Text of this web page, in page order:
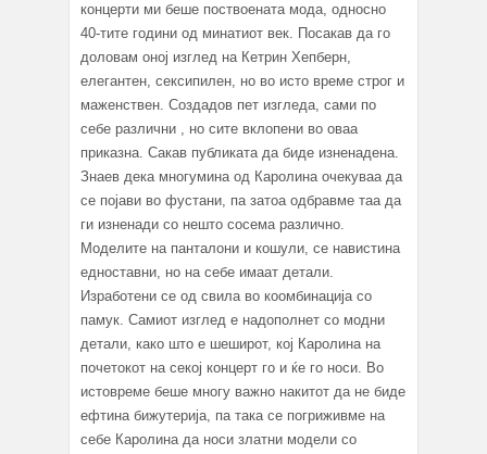
концерти ми беше поствоената мода, односно
40-тите години од минатиот век. Посакав да го
доловам оној изглед на Кетрин Хепберн,
елегантен, сексипилен, но во исто време строг и
маженствен. Создадов пет изгледа, сами по
себе различни , но сите вклопени во оваа
приказна. Сакав публиката да биде изненадена.
Знаев дека многумина од Каролина очекуваа да
се појави во фустани, па затоа одбравме таа да
ги изненади со нешто сосема различно.
Моделите на панталони и кошули, се навистина
едноставни, но на себе имаат детали.
Изработени се од свила во коомбинација со
памук. Самиот изглед е надополнет со модни
детали, како што е шеширот, кој Каролина на
почетокот на секој концерт го и ќе го носи. Во
истовреме беше многу важно накитот да не биде
ефтина бижутерија, па така се погриживме на
себе Каролина да носи златни модели со